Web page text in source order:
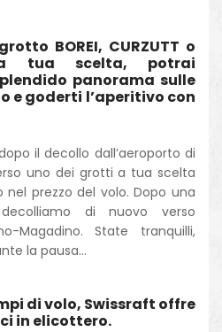
BOREI, CURZUTT o
a tua scelta, potrai
panorama sulle
e goderti l’aperitivo con
il decollo dall’aeroporto di
uno dei grotti a tua scelta
prezzo del volo. Dopo una
di nuovo verso
Magadino. State tranquilli,
la pausa…
di volo, Swissraft offre
in elicottero.